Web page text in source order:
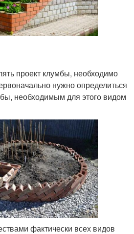
проект клумбы, необходимо
нужно определиться
необходимым для этого видом
фактически всех видов